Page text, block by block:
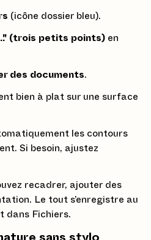
(icône dossier bleu).
(trois petits points) en
des documents.
bien à plat sur une surface
les contours
Si besoin, ajustez
recadrer, ajouter des
Le tout s’enregistre au
dans Fichiers.
sans stylo